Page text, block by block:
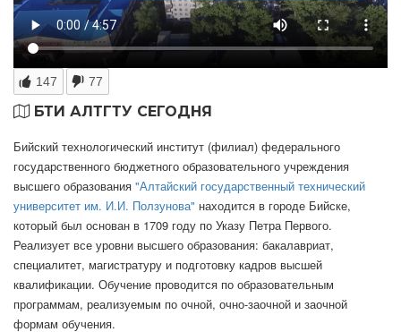
147 77
БТИ АЛТГТУ СЕГОДНЯ
Бийский технологический институт (филиал) федерального
государственного бюджетного образовательного учреждения
высшего образования "Алтайский государственный технический
университет им. И.И. Ползунова" находится в городе Бийске,
который был основан в 1709 году по Указу Петра Первого.
Реализует все уровни высшего образования: бакалавриат,
специалитет, магистратуру и подготовку кадров высшей
квалификации. Обучение проводится по образовательным
программам, реализуемым по очной, очно-заочной и заочной
формам обучения.